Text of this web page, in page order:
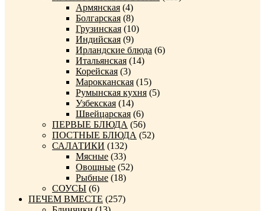
Армянская (4)
Болгарская (8)
Грузинская (10)
Индийская (9)
Ирландские блюда (6)
Итальянская (14)
Корейская (3)
Марокканская (15)
Румынская кухня (5)
Узбекская (14)
Швейцарская (6)
ПЕРВЫЕ БЛЮДА (56)
ПОСТНЫЕ БЛЮДА (52)
САЛАТИКИ (132)
Мясные (33)
Овощные (52)
Рыбные (18)
СОУСЫ (6)
ПЕЧЕМ ВМЕСТЕ (257)